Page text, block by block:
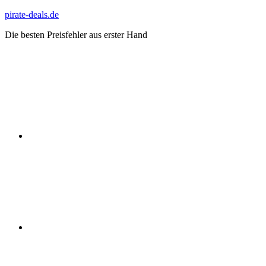
Zum
springen
pirate-deals.de
Die besten Preisfehler aus erster Hand